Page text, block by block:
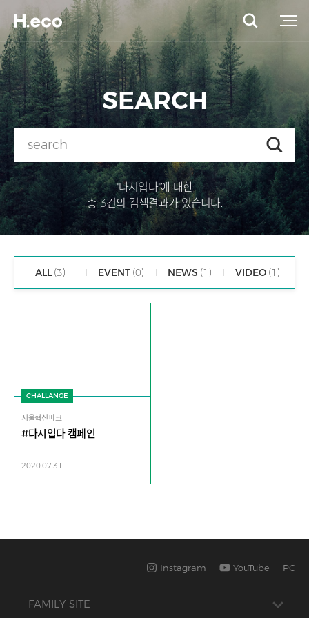
SEARCH
"다시입다"에 대한
총 3건의 검색결과가 있습니다.
ALL (3) EVENT (0) NEWS (1) VIDEO (1)
CHALLANGE
서울혁신파크
#다시입다 캠페인
2020.07.31
Instagram YouTube PC